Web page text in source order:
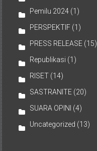
Pemilu 2024 (1)
PERSPEKTIF (1)
PRESS RELEASE (15)
Republikasi (1)
RISET (14)
SASTRANITE (20)
SUARA OPINI (4)
Uncategorized (13)